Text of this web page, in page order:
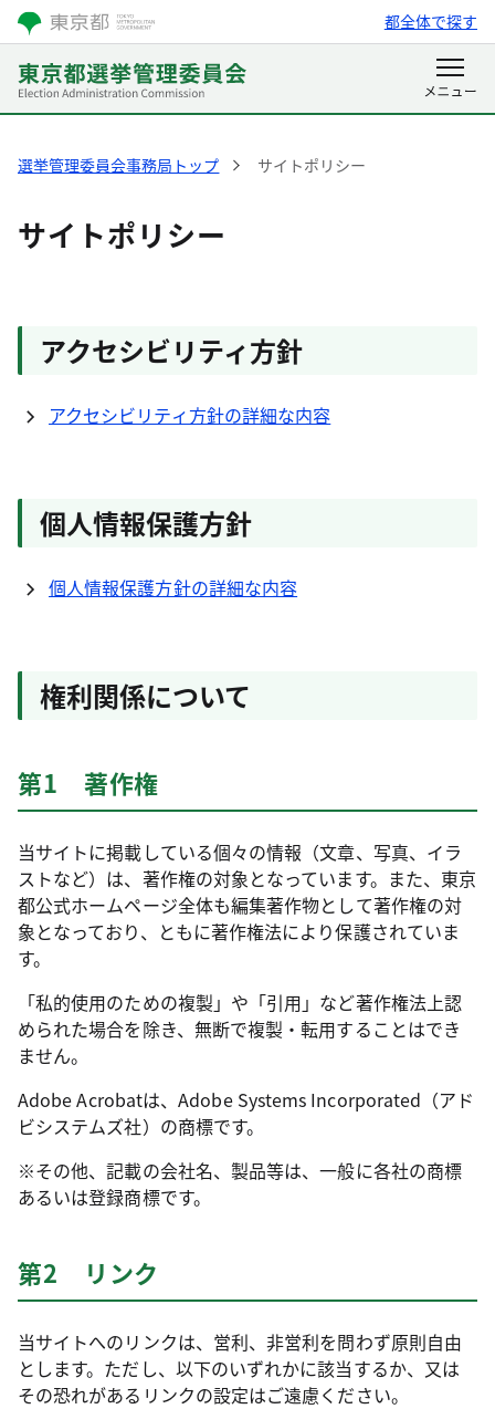
都全体で探す
選挙管理委員会事務局トップ サイトポリシー
サイトポリシー
アクセシビリティ方針
アクセシビリティ方針の詳細な内容
個人情報保護方針
個人情報保護方針の詳細な内容
権利関係について
第1 著作権
当サイトに掲載している個々の情報（文章、写真、イラ
ストなど）は、著作権の対象となっています。また、東京
都公式ホームページ全体も編集著作物として著作権の対
象となっており、ともに著作権法により保護されていま
す。
「私的使用のための複製」や「引用」など著作権法上認
められた場合を除き、無断で複製・転用することはでき
ません。
Adobe Acrobatは、Adobe Systems Incorporated（アド
ビシステムズ社）の商標です。
※その他、記載の会社名、製品等は、一般に各社の商標
あるいは登録商標です。
第2 リンク
当サイトへのリンクは、営利、非営利を問わず原則自由
とします。ただし、以下のいずれかに該当するか、又は
その恐れがあるリンクの設定はご遠慮ください。